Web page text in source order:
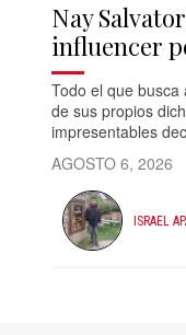
Nay
influencer
Todo el que
de sus propios
impresentables
AGOSTO 6, 2026
ISRAEL